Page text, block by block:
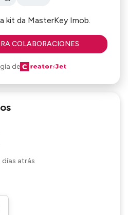
kit da MasterKey Imob.
COLABORACIONES
de
días atrás